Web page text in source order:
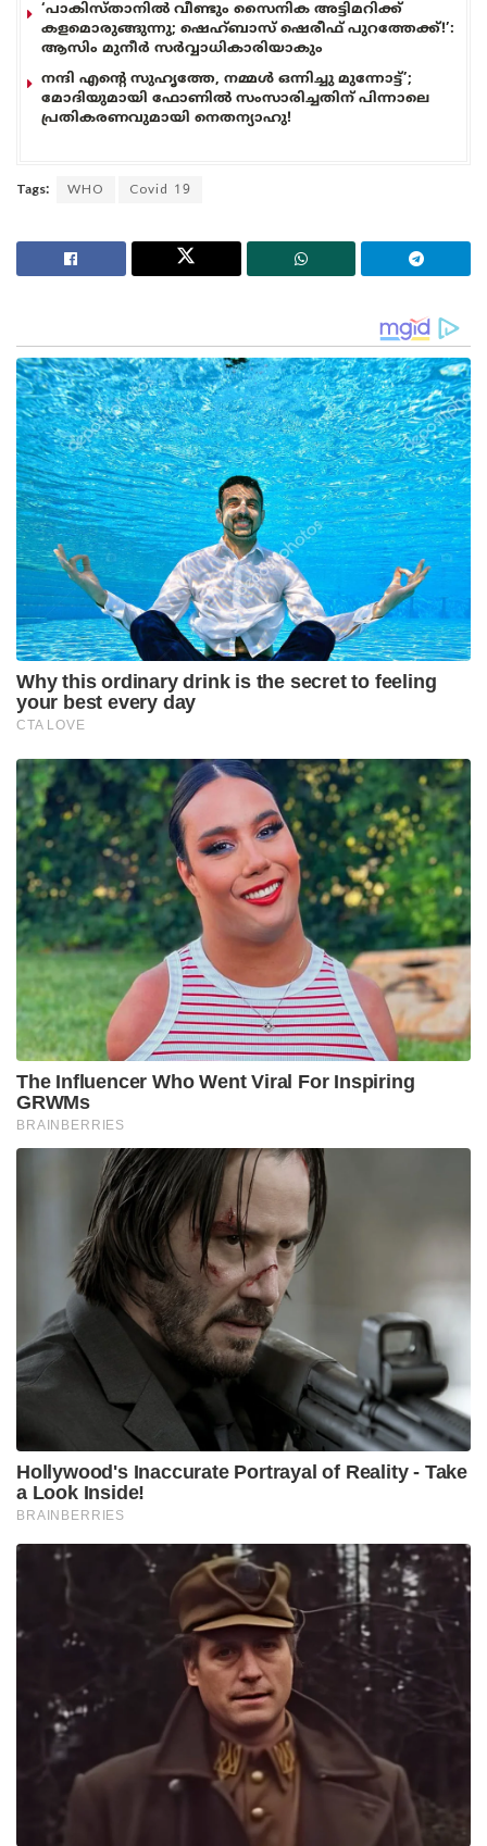
‘പാകിസ്താനിൽ വീണ്ടും സൈനിക അട്ടിമറിക്ക്
കളമൊരുങ്ങുന്നു; ഷെഹ്ബാസ് ഷെരീഫ് പുറത്തേക്ക്!’:
ആസിം മുനീർ സർവ്വാധികാരിയാകും
നന്ദി എൻ്റെ സുഹൃത്തേ, നമ്മൾ ഒന്നിച്ചു മുന്നോട്ട്’;
മോദിയുമായി ഫോണിൽ സംസാരിച്ചതിന് പിന്നാലെ
പ്രതികരണവുമായി നെതന്യാഹു!
Tags: WHO Covid 19